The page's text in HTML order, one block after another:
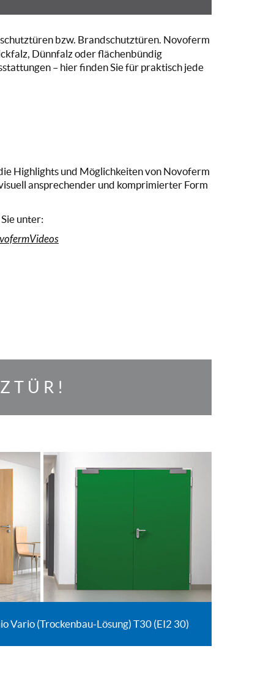
bzw. Brandschutztüren. Novoferm
Dünnfalz oder flächenbündig
– hier finden Sie für praktisch jede
Highlights und Möglichkeiten von Novoferm
ansprechender und komprimierter Form
unter:
Vario (Trockenbau-Lösung) T30 (EI2 30)